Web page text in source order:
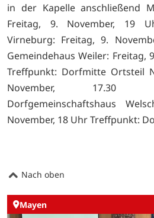
in der Kapelle anschließend
Freitag, 9. November, 19
Virneburg: Freitag, 9.
Gemeindehaus Weiler: Freitag,
Treffpunkt: Dorfmitte Ortsteil
November, 17.30
Dorfgemeinschaftshaus
November, 18 Uhr Treffpunkt:
Nach oben
Mayen